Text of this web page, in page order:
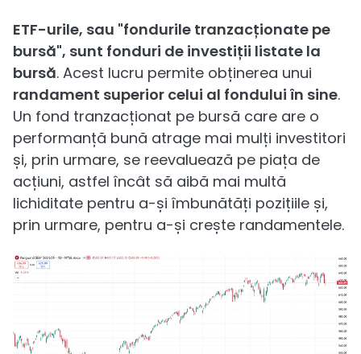
ETF-urile, sau "fondurile tranzacționate pe
bursă", sunt fonduri de investiții listate la
bursă. Acest lucru permite obținerea unui
randament superior celui al fondului în sine.
Un fond tranzacționat pe bursă care are o
performanță bună atrage mai mulți investitori
și, prin urmare, se reevaluează pe piața de
acțiuni, astfel încât să aibă mai multă
lichiditate pentru a-și îmbunătăți pozițiile și,
prin urmare, pentru a-și crește randamentele.